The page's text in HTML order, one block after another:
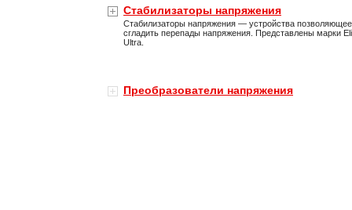
Стабилизаторы напряжения
Стабилизаторы напряжения — устройства позволяющее
сгладить перепады напряжения. Представлены марки
Ultra.
Преобразователи напряжения